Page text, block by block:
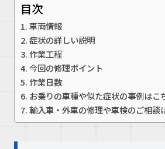
目次
車両情報
症状の詳しい説明
作業工程
今回の修理ポイント
作業日数
お乗りの車種や似た症状の事例はこ
輸入車・外車の修理や車検のご相談